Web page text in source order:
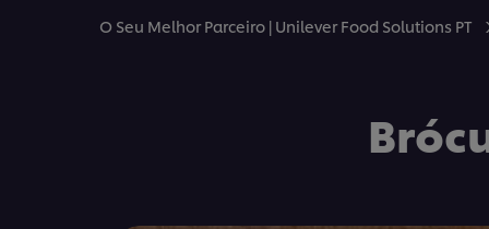
O Seu Melhor Parceiro | Unilever Food Solutions PT